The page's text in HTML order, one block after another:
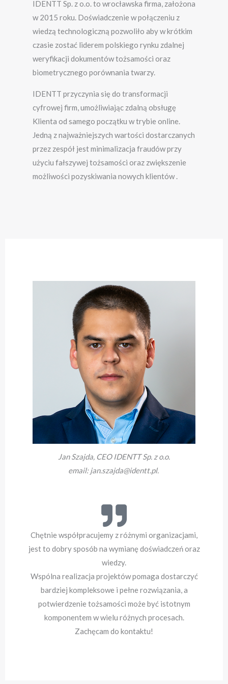
IDENTT Sp. z o.o. to wrocławska firma, założona
w 2015 roku. Doświadczenie w połączeniu z
wiedzą technologiczną pozwoliło aby w krótkim
czasie zostać liderem polskiego rynku zdalnej
weryfikacji dokumentów tożsamości oraz
biometrycznego porównania twarzy.
IDENTT przyczynia się do transformacji
cyfrowej firm, umożliwiając zdalną obsługę
Klienta od samego początku w trybie online.
Jedną z najważniejszych wartości dostarczanych
przez zespół jest minimalizacja fraudów przy
użyciu fałszywej tożsamości oraz zwiększenie
możliwości pozyskiwania nowych klientów .
Chętnie współpracujemy z różnymi organizacjami,
jest to dobry sposób na wymianę doświadczeń oraz
wiedzy.
Wspólna realizacja projektów pomaga dostarczyć
bardziej kompleksowe i pełne rozwiązania, a
potwierdzenie tożsamości może być istotnym
komponentem w wielu różnych procesach.
Zachęcam do kontaktu!
Jan Szajda, CEO IDENTT Sp. z o.o.
email: jan.szajda@identt.pl. ​